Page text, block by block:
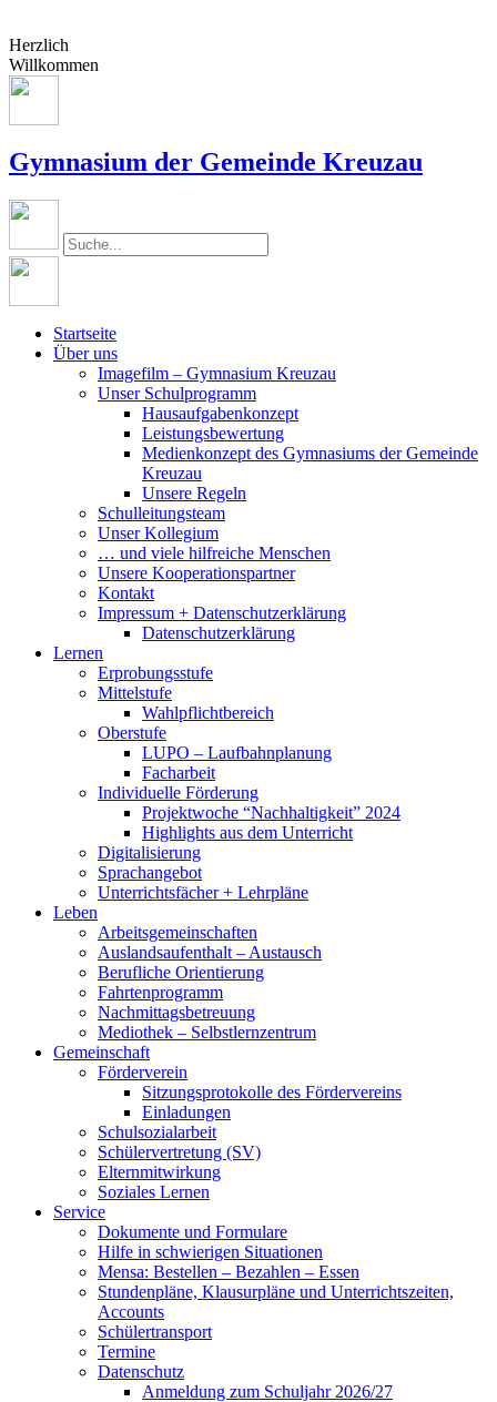
Herzlich
Willkommen
Gymnasium der Gemeinde Kreuzau
Startseite
Über uns
Imagefilm – Gymnasium Kreuzau
Unser Schulprogramm
Hausaufgabenkonzept
Leistungsbewertung
Medienkonzept des Gymnasiums der Gemeinde
Kreuzau
Unsere Regeln
Schulleitungsteam
Unser Kollegium
… und viele hilfreiche Menschen
Unsere Kooperationspartner
Kontakt
Impressum + Datenschutzerklärung
Datenschutzerklärung
Lernen
Erprobungsstufe
Mittelstufe
Wahlpflichtbereich
Oberstufe
LUPO – Laufbahnplanung
Facharbeit
Individuelle Förderung
Projektwoche “Nachhaltigkeit” 2024
Highlights aus dem Unterricht
Digitalisierung
Sprachangebot
Unterrichtsfächer + Lehrpläne
Leben
Arbeitsgemeinschaften
Auslandsaufenthalt – Austausch
Berufliche Orientierung
Fahrtenprogramm
Nachmittagsbetreuung
Mediothek – Selbstlernzentrum
Gemeinschaft
Förderverein
Sitzungsprotokolle des Fördervereins
Einladungen
Schulsozialarbeit
Schülervertretung (SV)
Elternmitwirkung
Soziales Lernen
Service
Dokumente und Formulare
Hilfe in schwierigen Situationen
Mensa: Bestellen – Bezahlen – Essen
Stundenpläne, Klausurpläne und Unterrichtszeiten,
Accounts
Schülertransport
Termine
Datenschutz
Anmeldung zum Schuljahr 2026/27